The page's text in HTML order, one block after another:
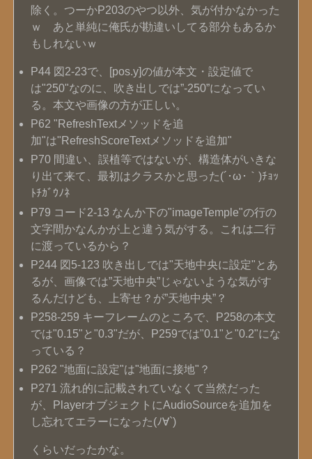
除く。つーかP203のやつ以外、気が付かなかった
ｗ あと単純に俺氏が勘違いしてる部分もあるか
もしれないｗ
P44 図2-23で、[pos.y]の値が本文・設定値で
は"250"なのに、吹き出しでは”-250”になってい
る。本文や画像の方が正しい。
P62 "RefreshTextメソッドを追
加"は"RefreshScoreTextメソッドを追加"
P70 間違い、誤植等ではないが、構造体がいきな
り出て来て、最初はクラスかと思った(´･ω･｀)ﾁｮｯ
ﾄﾁｶﾞｳﾉﾈ
P79 コード2-13 なんか下の"imageTemple"の行の
文字間かなんかが上と違う気がする。これは二行
に渡っているから？
P244 図5-123 吹き出しでは"天地中央に設定"とあ
るが、画像では”天地中央”じゃないような気がす
るんだけども、上寄せ？が”天地中央”？
P258-259 キーフレームのところで、P258の本文
では"0.15"と"0.3"だが、P259では"0.1"と"0.2"にな
っている？
P262 "地面に設定"は"地面に接地"？
P271 流れ的に記載されていなくて当然だった
が、PlayerオブジェクトにAudioSourceを追加を
し忘れてエラーになった(ﾉ∀`)
くらいだったかな。